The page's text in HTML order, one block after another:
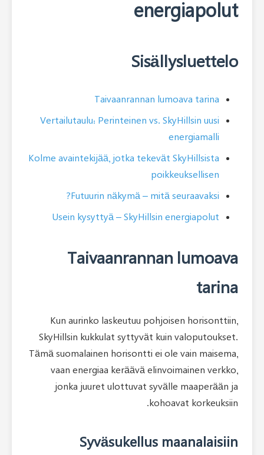
Taivaanrannan
Vertailutaulu: Perinteinen vs.
Kolme avaintekijää, jotka
Futuurin näkymä – mitä
Usein kysyttyä – SkyHillsin
Kun aurinko laskeutuu
SkyHillsin kukkulat syttyvät
Tämä suomalainen horisontti ei
vaan energiaa keräävä
jonka juuret ulottuvat
Syväsukellus